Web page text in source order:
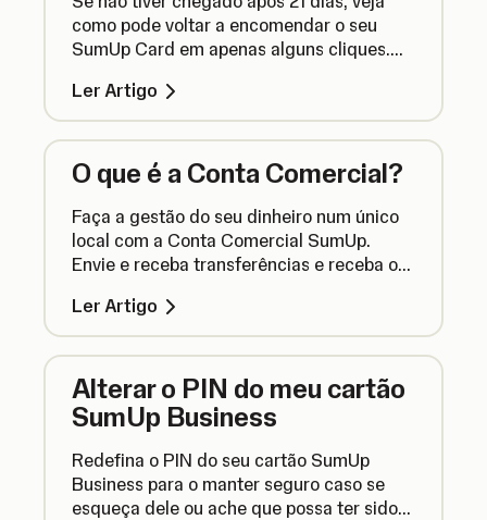
como pode voltar a encomendar o seu
SumUp Card em apenas alguns cliques.
Ler Artigo
O que é a Conta Comercial?
Faça a gestão do seu dinheiro num único
local com a Conta Comercial SumUp.
Envie e receba transferências e receba os
seguinte com a SumUp.
Ler Artigo
Alterar o PIN do meu cartão
SumUp Business
Redefina o PIN do seu cartão SumUp
Business para o manter seguro caso se
esqueça dele ou ache que possa ter sido